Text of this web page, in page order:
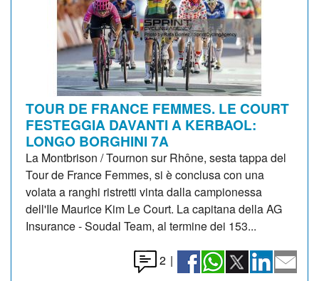
TOUR DE FRANCE FEMMES. LE COURT
FESTEGGIA DAVANTI A KERBAOL:
LONGO BORGHINI 7A
La Montbrison / Tournon sur Rhône, sesta tappa del
Tour de France Femmes, si è conclusa con una
volata a ranghi ristretti vinta dalla campionessa
dell'Ile Maurice Kim Le Court. La capitana della AG
Insurance - Soudal Team, al termine dei 153...
2 |